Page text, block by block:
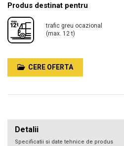
Produs destinat pentru
trafic greu ocazional
(max. 12 t)
CERE OFERTA
Detalii
Specificatii si date tehnice de produs